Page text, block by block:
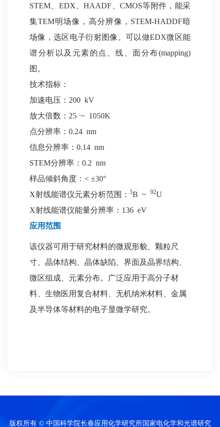
STEM、EDX、HAADF、CMOS等附件，能采
集TEM明场像，高分辨像，STEM-HADDF暗
场像，选区电子衍射图像。可以做EDX微区能
谱分析以及元素的点、线、面分布(mapping)
图。
技术指标：
加速电压：200 kV
放大倍数：25 ~ 1050K
点分辨率：0.24 nm
信息分辨率：0.14 nm
STEM分辨率：0.2 nm
样品倾斜角度：< ±30°
X射线能谱仪元素分析范围： 5B ~ 92U
X射线能谱仪能量分辨率：136 eV
应用范围
该仪器可用于研究材料的微观形貌、颗粒尺
寸、晶体结构、晶体缺陷、界面及晶界结构、
微区组成、元素分布。广泛应用于高分子材
料、生物医用复合材料、无机纳米材料、金属
及半导体等材料的电子显微学研究。
版权所有 © 中国科学院长春应用化学研究所国家电化学和光谱研究